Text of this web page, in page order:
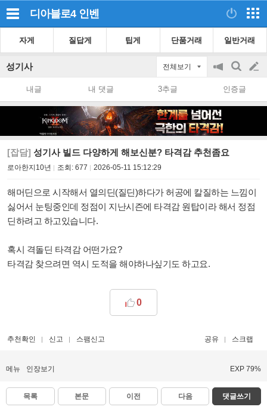
디아블로4 인벤
자게 질답게 팁게 단품거래 일반거래
성기사 전체보기
공
on/off
검
색
글
쓰
내글 내 댓글 3추글 인증글
[잡담] 성기사 빌드 다양하게 해보신분? 타격감 추천좀요
로아한지10년 조회: 677 2026-05-11 15:12:29
해머딘으로 시작해서 열의딘(질딘)하다가 허공에 칼질하는 느낌이
싫어서 눈팅중인데 정점이 지난시즌에 타격감 원탑이라 해서 정점
딘하려고 하고있습니다.
혹시 격돌딘 타격감 어떤가요?
타격감 찾으려면 역시 도적을 해야하나싶기도 하고요.
0
추천확인 신고 스팸신고 공유 스크랩
메뉴 인장보기 EXP 79%
목록 본문 이전 다음 댓글쓰기